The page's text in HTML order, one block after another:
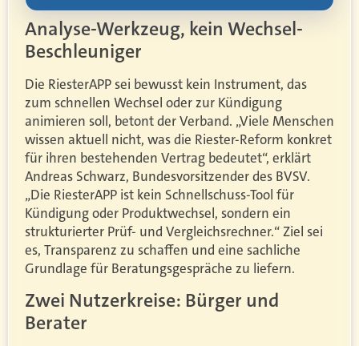
Analyse-Werkzeug, kein Wechsel-
Beschleuniger
Die RiesterAPP sei bewusst kein Instrument, das
zum schnellen Wechsel oder zur Kündigung
animieren soll, betont der Verband. „Viele Menschen
wissen aktuell nicht, was die Riester-Reform konkret
für ihren bestehenden Vertrag bedeutet“, erklärt
Andreas Schwarz, Bundesvorsitzender des BVSV.
„Die RiesterAPP ist kein Schnellschuss-Tool für
Kündigung oder Produktwechsel, sondern ein
strukturierter Prüf- und Vergleichsrechner.“ Ziel sei
es, Transparenz zu schaffen und eine sachliche
Grundlage für Beratungsgespräche zu liefern.
Zwei Nutzerkreise: Bürger und
Berater